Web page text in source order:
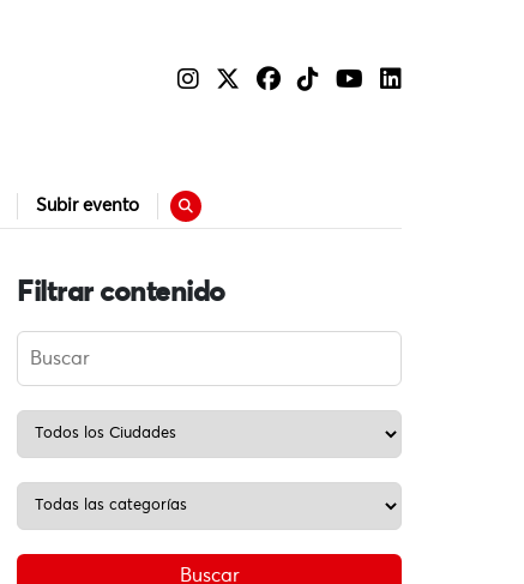
Subir evento
Filtrar contenido